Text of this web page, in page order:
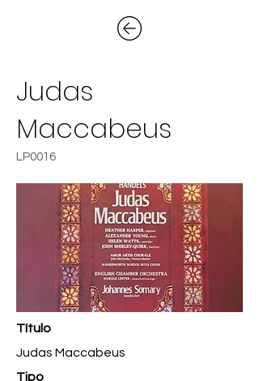
Judas
Maccabeus
LP0016
Título
Judas Maccabeus
Tipo